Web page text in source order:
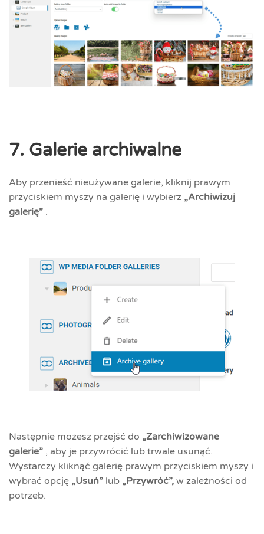
7. Galerie archiwalne
Aby przenieść nieużywane galerie, kliknij prawym
przyciskiem myszy na galerię i wybierz „Archiwizuj
galerię” .
Następnie możesz przejść do „Zarchiwizowane
galerie” , aby je przywrócić lub trwale usunąć.
Wystarczy kliknąć galerię prawym przyciskiem myszy i
wybrać opcję „Usuń” lub „Przywróć”, w zależności od
potrzeb.